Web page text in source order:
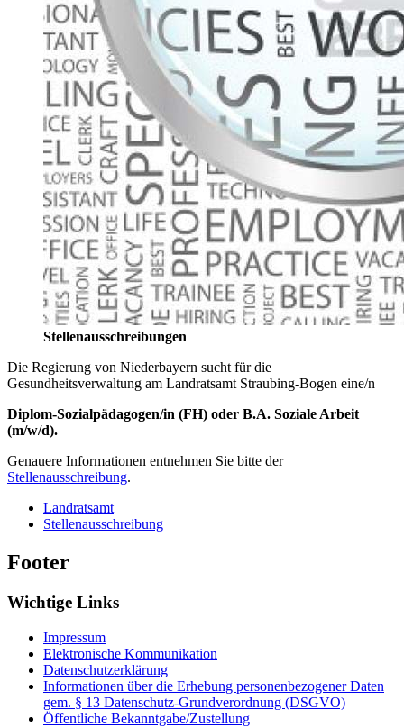
Stellenausschreibungen
Die Regierung von Niederbayern sucht für die
Gesundheitsverwaltung am Landratsamt Straubing-Bogen eine/n
Diplom-Sozialpädagogen/in (FH) oder B.A. Soziale Arbeit
(m/w/d).
Genauere Informationen entnehmen Sie bitte der
Stellenausschreibung.
Landratsamt
Stellenausschreibung
Footer
Wichtige Links
Impressum
Elektronische Kommunikation
Datenschutzerklärung
Informationen über die Erhebung personenbezogener Daten
gem. § 13 Datenschutz-Grundverordnung (DSGVO)
Öffentliche Bekanntgabe/Zustellung